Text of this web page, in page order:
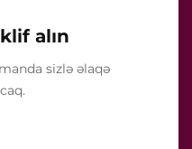
alın
sizlə əlaqə